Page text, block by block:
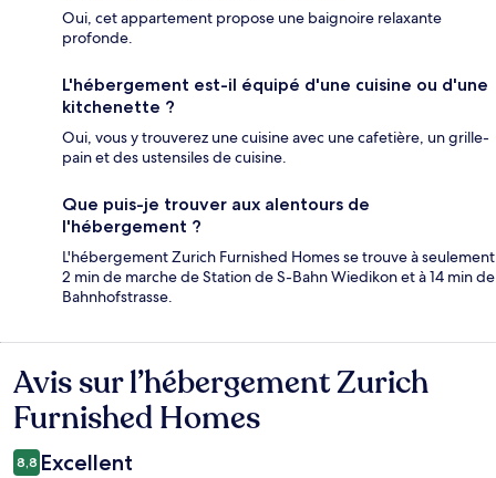
Oui, cet appartement propose une baignoire relaxante
profonde.
L'hébergement est-il équipé d'une cuisine ou d'une
kitchenette ?
Oui, vous y trouverez une cuisine avec une cafetière, un grille-
pain et des ustensiles de cuisine.
Que puis-je trouver aux alentours de
l'hébergement ?
L'hébergement Zurich Furnished Homes se trouve à seulement
2 min de marche de Station de S-Bahn Wiedikon et à 14 min de
Bahnhofstrasse.
Avis
Avis sur l’hébergement Zurich
Furnished Homes
8,8 Excellent